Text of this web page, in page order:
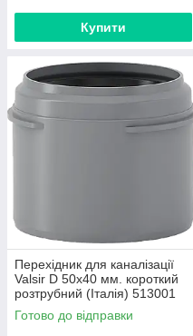
Купити
Перехідник для каналізації
Valsir D 50x40 мм. короткий
розтрубний (Італія) 513001
Готово до відправки